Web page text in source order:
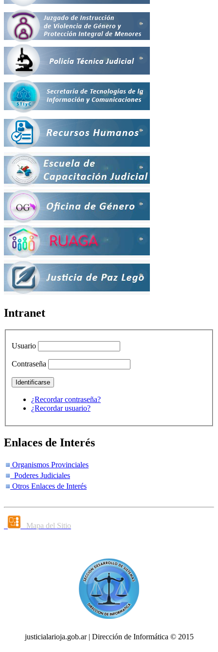
Intranet
Usuario
Contraseña
¿Recordar contraseña?
¿Recordar usuario?
Enlaces de Interés
Organismos Provinciales
Poderes Judiciales
Otros Enlaces de Interés
Mapa del Sitio
justicialarioja.gob.ar | Dirección de Informática © 2015